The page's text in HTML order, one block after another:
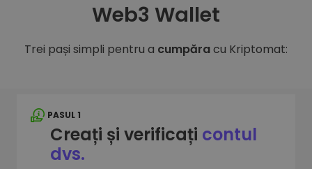
Web3 Wallet
Trei pași simpli pentru a cumpăracu Kriptomat:
PASUL 1
Creați și verificați contul
dvs.